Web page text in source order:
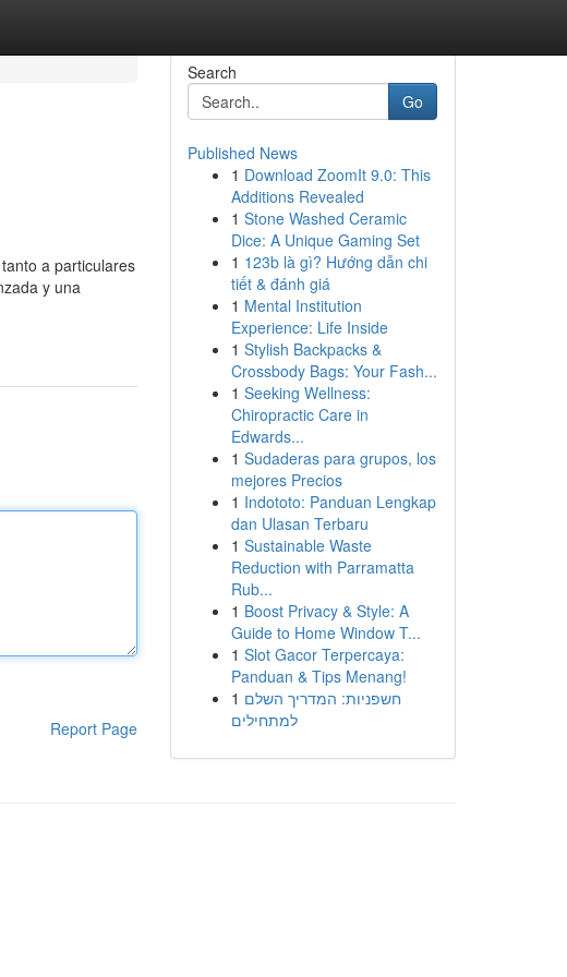
a particulares
y una
Report Page
Search
Go
Published News
1 Download ZoomIt 9.0: This
Additions Revealed
1 Stone Washed Ceramic
Dice: A Unique Gaming Set
1 123b là gì? Hướng dẫn chi
tiết & đánh giá
1 Mental Institution
Experience: Life Inside
1 Stylish Backpacks &
Crossbody Bags: Your Fash...
1 Seeking Wellness:
Chiropractic Care in
Edwards...
1 Sudaderas para grupos, los
mejores Precios
1 Indototo: Panduan Lengkap
dan Ulasan Terbaru
1 Sustainable Waste
Reduction with Parramatta
Rub...
1 Boost Privacy & Style: A
Guide to Home Window T...
1 Slot Gacor Terpercaya:
Panduan & Tips Menang!
1 חשפניות: המדריך השלם
למתחילים